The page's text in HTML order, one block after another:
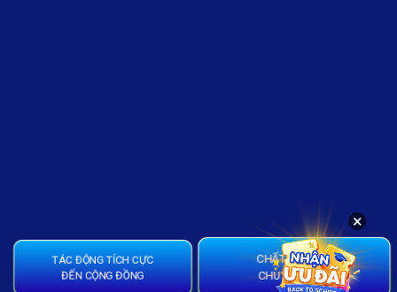
TÁC ĐỘNG TÍCH CỰC
ĐẾN CỘNG ĐỒNG
CHẤT LƯỢNG
CHUYÊN MÔN
×